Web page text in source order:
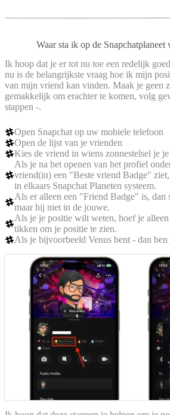
Waar sta ik op de
Ik hoop dat je er tot nu toe een redelijk
nu is de belangrijkste vraag hoe ik mijn
van mijn vriend kan vinden. Maak je geen
gemakkelijk om erachter te komen, volg
stappen -.
Open Snapchat op uw mobiele telefoon
Open de lijst van je vrienden
Kies de vriend in wiens zonnestelsel je
Als je na het openen van het profiel
vriend(in) een "Beste vriend Badge"
in elkaars Snapchat Planeten systeem.
Als er alleen een "Friend Badge" is,
maar hij niet in de jouwe.
Als je je positie wilt weten, hoef je alleen
tikken om je positie te zien.
Als je bijvoorbeeld Venus bent - dan